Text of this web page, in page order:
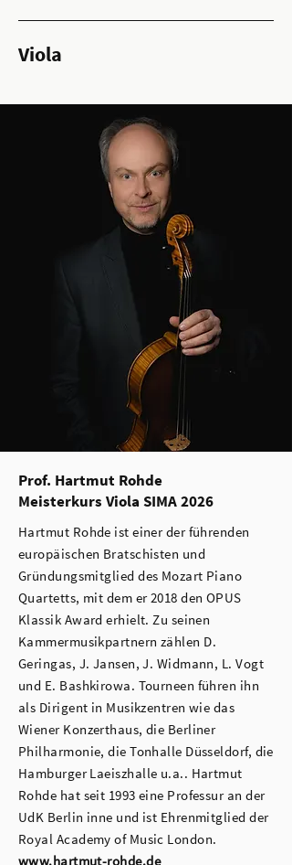
Viola
Prof. Hartmut Rohde
Meisterkurs Viola SIMA 2026
Hartmut Rohde ist einer der führenden
europäischen Bratschisten und
Gründungsmitglied des Mozart Piano
Quartetts, mit dem er 2018 den OPUS
Klassik Award erhielt. Zu seinen
Kammermusikpartnern zählen D.
Geringas, J. Jansen, J. Widmann, L. Vogt
und E. Bashkirowa. Tourneen führen ihn
als Dirigent in Musikzentren wie das
Wiener Konzerthaus, die Berliner
Philharmonie, die Tonhalle Düsseldorf, die
Hamburger Laeiszhalle u.a.. Hartmut
Rohde hat seit 1993 eine Professur an der
UdK Berlin inne und ist Ehrenmitglied der
Royal Academy of Music London.
www.hartmut-rohde.de